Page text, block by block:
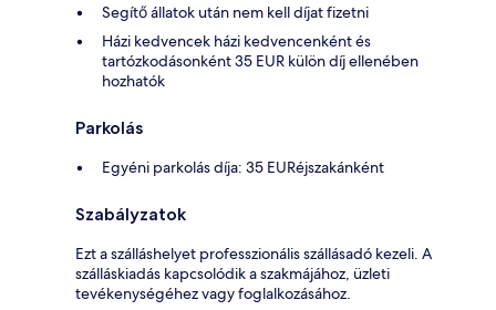
Segítő állatok után nem kell díjat fizetni
Házi kedvencek házi kedvencenként és
tartózkodásonként 35 EUR külön díj ellenében
hozhatók
Parkolás
Egyéni parkolás díja: 35 EURéjszakánként
Szabályzatok
Ezt a szálláshelyet professzionális szállásadó kezeli. A
szálláskiadás kapcsolódik a szakmájához, üzleti
tevékenységéhez vagy foglalkozásához.